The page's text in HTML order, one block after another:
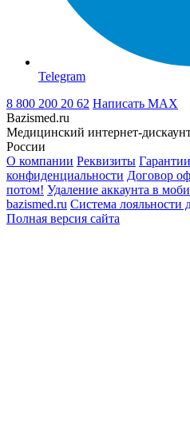
Telegram
8 800 200 20 62 Написать MAX
Bazismed.ru
Медицинский интернет-
России
О компании Реквизиты Гарантии
конфиденциальности Договор
потом! Удаление аккаунта в
bazismed.ru Система лояльности
Полная версия сайта